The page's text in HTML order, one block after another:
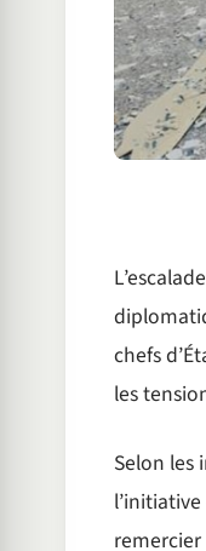
chefs
les
Selon les
remercier